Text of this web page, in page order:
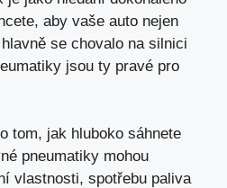
aby vaše auto nejen
se chovalo na silnici
jsou ty pravé pro
tom, jak hluboko sáhnete
pneumatiky mohou
vlastnosti, spotřebu paliva